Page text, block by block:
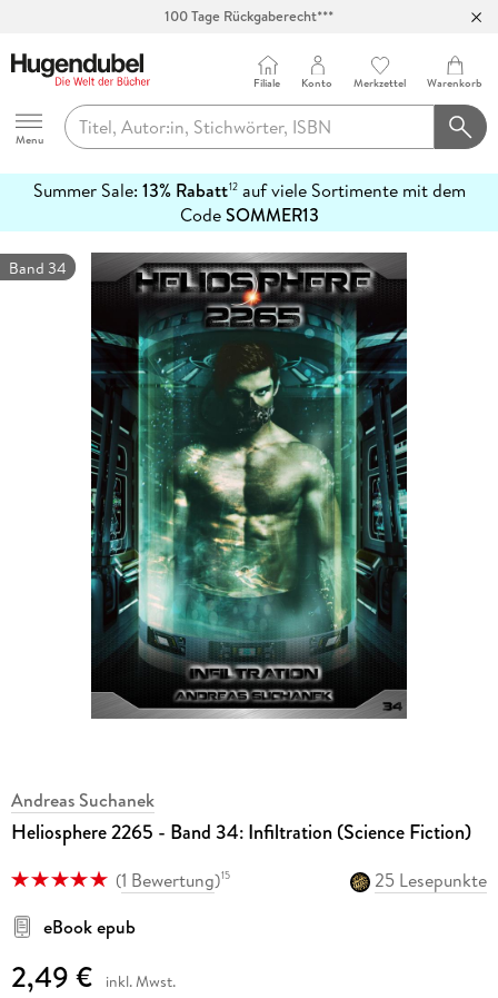
100 Tage Rückgaberecht***
Hugendubel
Menu
Filiale Konto Merkzettel Warenkorb
Summer Sale: 13% Rabatt12auf viele Sortimente mit dem
CodeSOMMER13
erfahren
Band 34
Andreas Suchanek
Heliosphere 2265 - Band 34: Infiltration (Science Fiction)
(1 Bewertung)15
25 Lesepunkte
eBook epub
2,49 € inkl. Mwst.